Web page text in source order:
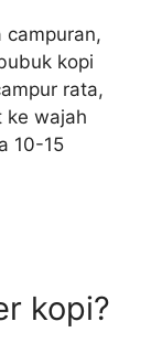
campuran,
kopi
rata,
ke wajah
10-15
kopi?